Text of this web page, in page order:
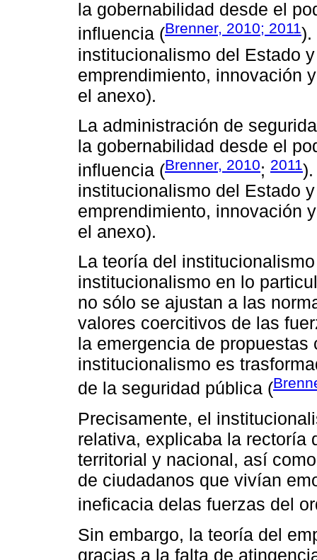
la gobernabilidad desde el
influencia (Brenner, 2010; 2011).
institucionalismo del Estado
emprendimiento, innovación
el anexo).
La administración de
la gobernabilidad desde el
influencia (Brenner, 2010; 2011
institucionalismo del Estado
emprendimiento, innovación
el anexo).
La teoría del
institucionalismo en lo
no sólo se ajustan a las
valores coercitivos de las
la emergencia de
institucionalismo es
de la seguridad pública (
Precisamente, el
relativa, explicaba la rectoría
territorial y nacional, así
de ciudadanos que vivían
ineficacia delas fuerzas del
Sin embargo, la teoría del
gracias a la falta de